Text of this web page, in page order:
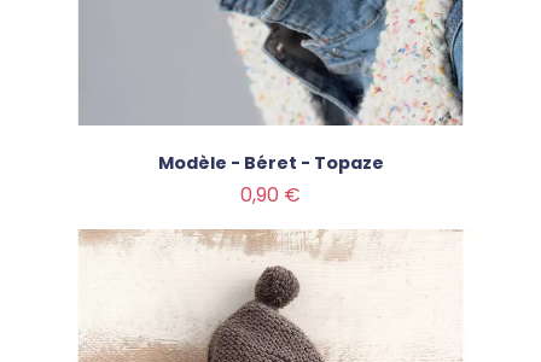
Modèle - Béret - Topaze
0,90 €